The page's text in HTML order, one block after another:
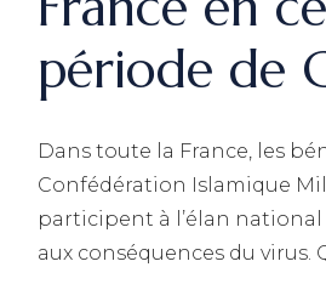
période de
Dans toute la France, les
Confédération Islamique
participent à l’élan
aux conséquences du virus.